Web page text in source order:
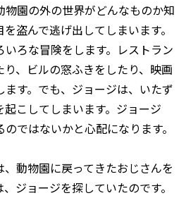
物園の外の世界がどんなものか知
盗んで逃げ出してしまいます。
ろな冒険をします。レストラン
、ビルの窓ふきをしたり、映画
す。でも、ジョージは、いたず
こしてしまいます。ジョージ
ではないかと心配になります。
動物園に戻ってきたおじさんを
ジョージを探していたのです。